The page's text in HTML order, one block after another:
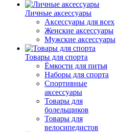
Личные аксессуары
Аксессуары для всех
Женские аксессуары
Мужские аксессуары
Товары для спорта
Ёмкости для питья
Наборы для спорта
Спортивные
аксессуары
Товары для
болельщиков
Товары для
велосипедистов